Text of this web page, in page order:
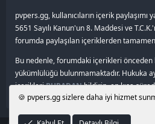
pvpers.gg, kullanıcıların içerik
5651 Sayılı Kanun'un 8. Maddesi ve
forumda paylaşılan içeriklerden
Bu nedenle, forumdaki içerikleri
yükümlülüğü bulunmamaktadır. Hukuka
içerikleriBURADANbildirin, en kısa
🍪 pvpers.gg sizlere daha iyi hizmet